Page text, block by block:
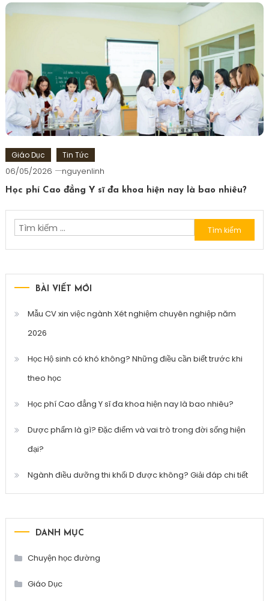
Giáo Dục Tin Tức
06/05/2026 nguyenlinh
Học phí Cao đẳng Y sĩ đa khoa hiện nay là bao nhiêu?
Tìm
kiếm
BÀI VIẾT MỚI
Mẫu CV xin việc ngành Xét nghiệm chuyên nghiệp năm
2026
Học Hộ sinh có khó không? Những điều cần biết trước khi
theo học
Học phí Cao đẳng Y sĩ đa khoa hiện nay là bao nhiêu?
Dược phẩm là gì? Đặc điểm và vai trò trong đời sống hiện
đại?
Ngành điều dưỡng thi khối D được không? Giải đáp chi tiết
DANH MỤC
Chuyện học đường
Giáo Dục